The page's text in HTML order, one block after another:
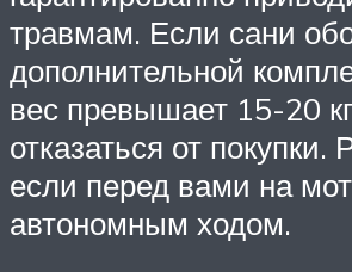
травмам. Если сани
дополнительной
вес превышает 15-20
отказаться от покупки.
если перед вами на
автономным ходом.